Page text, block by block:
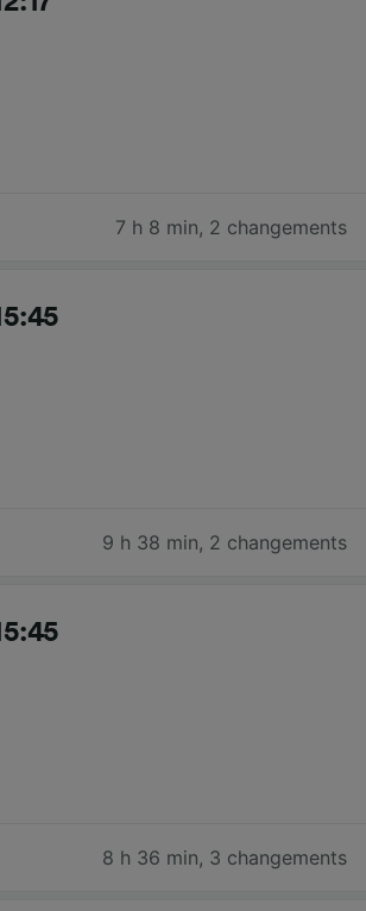
7 h 8 min, 2 changements
9 h 38 min, 2 changements
8 h 36 min, 3 changements